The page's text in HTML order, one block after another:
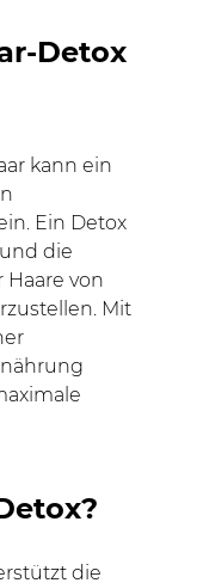
Detox
kann ein
Ein Detox
die
von
Mit
die